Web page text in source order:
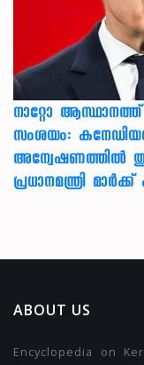
നാറ്റോ ആസ്ഥാനത്ത്
സംശയം:
അന്വേഷണത്തില്‍
പ്രധാനമന്ത്രി
ABOUT US
Encyclopedia on